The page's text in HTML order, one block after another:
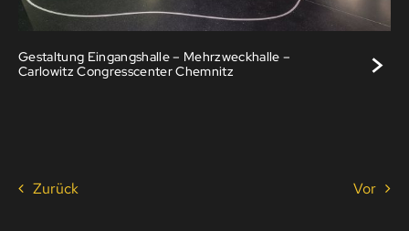
Gestaltung Eingangshalle – Mehrzweckhalle –
Carlowitz Congresscenter Chemnitz
>
Zurück Vor